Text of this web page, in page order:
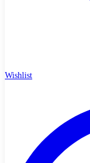
Wishlist